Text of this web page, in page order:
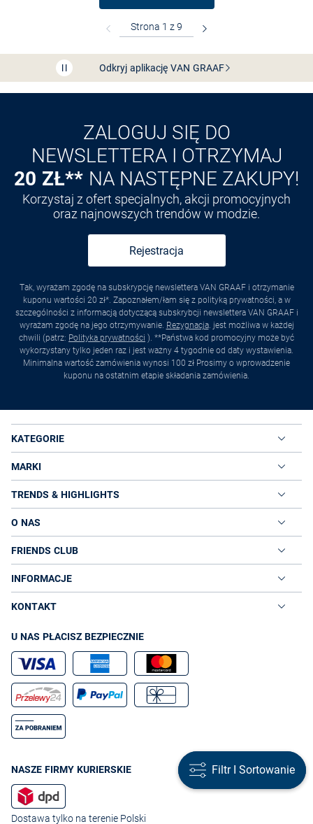
Bezpłatna dostawa z Friends
Przedłużenie czasu zwrotu towaru: 60 dni
Odkryj aplikację VANGRAAF
ZALOGUJ SIĘ DO
NEWSLETTERA I OTRZYMAJ
20 ZŁ** NA NASTĘPNE ZAKUPY!
Korzystaj z ofert specjalnych, akcji promocyjnych
oraz najnowszych trendów w modzie.
Rejestracja
Tak, wyrażam zgodę na subskrypcję newslettera VAN GRAAF i otrzymanie
kuponu wartości 20 zł*. Zapoznałem/łam się z polityką prywatności, a w
szczególności z informacją dotyczącą subskrybcji newslettera VAN GRAAF i
wyrażam zgodę na jego otrzymywanie. Rezygnacja. jest możliwa w każdej
chwili (patrz: Polityka prywatności ). **Państwa kod promocyjny może być
wykorzystany tylko jeden raz i jest ważny 4 tygodnie od daty wystawienia.
Minimalna wartość zamówienia wynosi 100 zł Prosimy o wprowadzenie
kuponu na ostatnim etapie składania zamówienia.
KATEGORIE
MARKI
TRENDS & HIGHLIGHTS
O NAS
FRIENDS CLUB
INFORMACJE
KONTAKT
U NAS PŁACISZ BEZPIECZNIE
NASZE FIRMY KURIERSKIE
Dostawa tylko na terenie Polski
Filtr I Sortowanie
Filtr I Sortowanie